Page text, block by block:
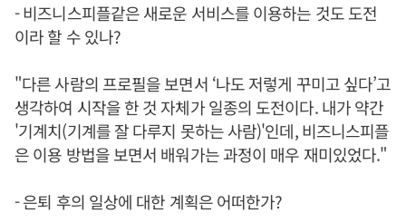
- 비즈니스피플같은 새로운 서비스를 이용하는 것도 도전
이라 할 수 있나?
"다른 사람의 프로필을 보면서 ‘나도 저렇게 꾸미고 싶다’고
생각하여 시작을 한 것 자체가 일종의 도전이다. 내가 약간
'기계치(기계를 잘 다루지 못하는 사람)'인데, 비즈니스피플
은 이용 방법을 보면서 배워가는 과정이 매우 재미있었다."
- 은퇴 후의 일상에 대한 계획은 어떠한가?